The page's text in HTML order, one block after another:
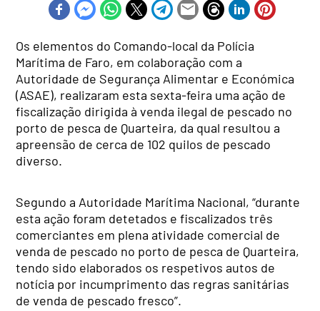
Os elementos do Comando-local da Polícia
Marítima de Faro, em colaboração com a
Autoridade de Segurança Alimentar e Económica
(ASAE), realizaram esta sexta-feira uma ação de
fiscalização dirigida à venda ilegal de pescado no
porto de pesca de Quarteira, da qual resultou a
apreensão de cerca de 102 quilos de pescado
diverso.
​Segundo a Autoridade Marítima Nacional, “durante
esta ação foram detetados e fiscalizados três
comerciantes em plena atividade comercial de
venda de pescado no porto de pesca de Quarteira,
tendo sido elaborados os respetivos autos de
notícia por incumprimento das regras sanitárias
de venda de pescado fresco”.